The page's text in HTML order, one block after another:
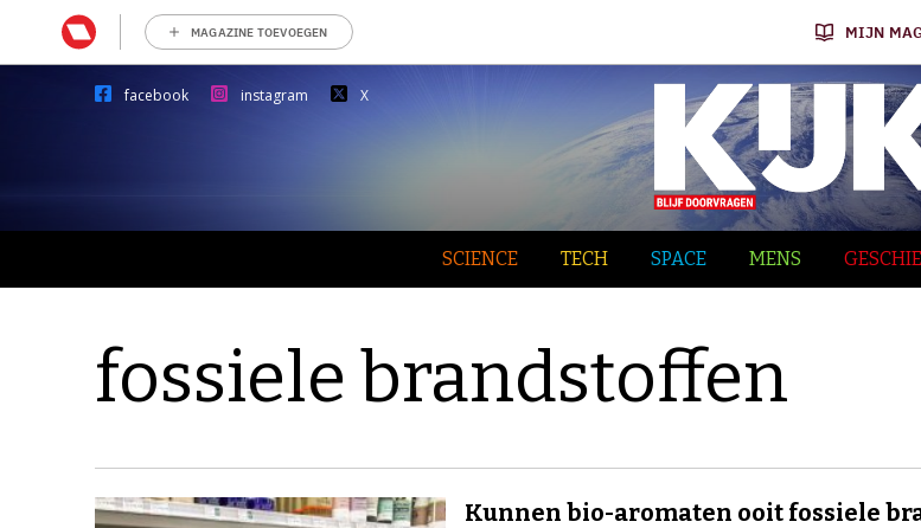
MAGAZINE TOEVOEGEN MIJN
facebook instagram X
SCIENCE TECH SPACE MENS
fossiele brandstoffen
Kunnen bio-aromaten ooit fossiele